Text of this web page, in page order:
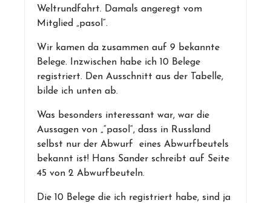
Weltrundfahrt. Damals angeregt vom
Mitglied „pasol“.
Wir kamen da zusammen auf 9 bekannte
Belege. Inzwischen habe ich 10 Belege
registriert. Den Ausschnitt aus der Tabelle,
bilde ich unten ab.
Was besonders interessant war, war die
Aussagen von „“pasol“, dass in Russland
selbst nur der Abwurf eines Abwurfbeutels
bekannt ist! Hans Sander schreibt auf Seite
45 von 2 Abwurfbeuteln.
Die 10 Belege die ich registriert habe, sind ja